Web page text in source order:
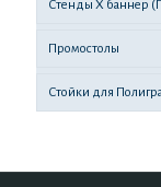
Стенды X баннер
Промостолы
Стойки для